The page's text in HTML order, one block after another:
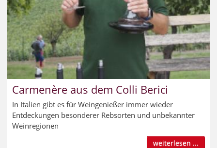
Carmenère aus dem Colli Berici
In Italien gibt es für Weingenießer immer wieder
Entdeckungen besonderer Rebsorten und unbekannter
Weinregionen
weiterlesen ...